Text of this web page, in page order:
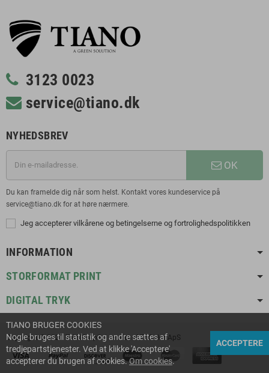
3123 0023
service@tiano.dk
NYHEDSBREV
OK
Du kan framelde dig når som helst. Kontakt vores kundeservice på
service@tiano.dk for at høre nærmere.
Jeg accepterer vilkårene og betingelserne og fortrolighedspolitikken
INFORMATION
STORFORMAT PRINT
DIGITAL TRYK
Copyright © 2021 TIANO ApS | en del af TriColor ApS
TIANO BRUGER COOKIES
Nogle bruges til statistik og andre sættes af
tredjepartstjenester. Ved at klikke 'Acceptere'
accepterer du brugen af cookies.Om cookies.
ACCEPTERE